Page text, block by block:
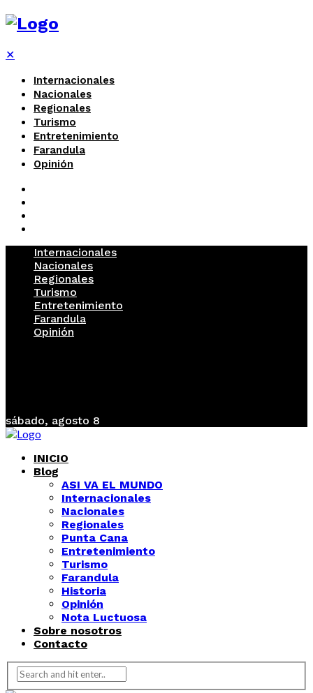
✕
Internacionales
Nacionales
Regionales
Turismo
Entretenimiento
Farandula
Opinión
Internacionales
Nacionales
Regionales
Turismo
Entretenimiento
Farandula
Opinión
sábado, agosto 8
INICIO
Blog
ASI VA EL MUNDO
Internacionales
Nacionales
Regionales
Punta Cana
Entretenimiento
Turismo
Farandula
Historia
Opinión
Nota Luctuosa
Sobre nosotros
Contacto